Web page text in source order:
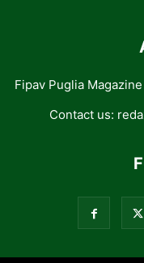
Fipav Puglia
Contact us: